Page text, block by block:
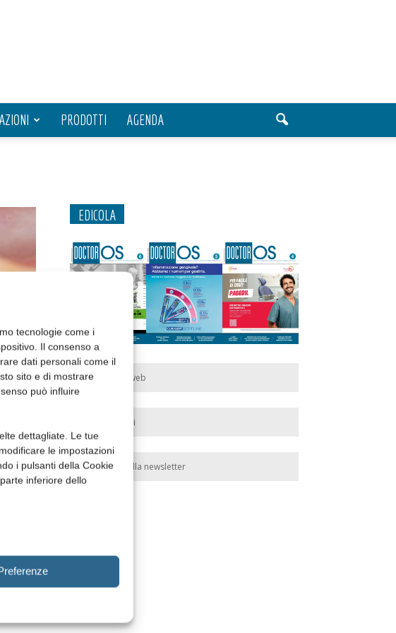
tecnologie come i
Il consenso a
dati personali come il
sito e di mostrare
può influire
dettagliate. Le tue
le impostazioni
i pulsanti della Cookie
inferiore dello
PRODOTTI AGENDA
EDICOLA
Edicola web
Abbonati
Iscriviti alla newsletter